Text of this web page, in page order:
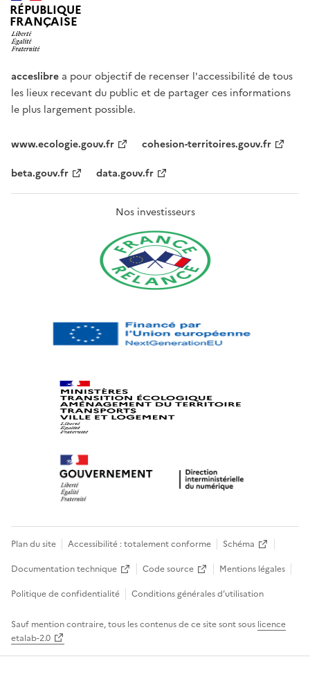
RÉPUBLIQUE
FRANÇAISE
acceslibre a pour objectif de recenser l'accessibilité de tous
les lieux recevant du public et de partager ces informations
le plus largement possible.
www.ecologie.gouv.fr
cohesion-territoires.gouv.fr
beta.gouv.fr
data.gouv.fr
Nos investisseurs
Plan du site Accessibilité : totalement conforme
Schéma
Documentation technique
Code source
Mentions légales
Politique de confidentialité
Conditions générales d’utilisation
Sauf mention contraire, tous les contenus de ce site sont sous licence
etalab-2.0